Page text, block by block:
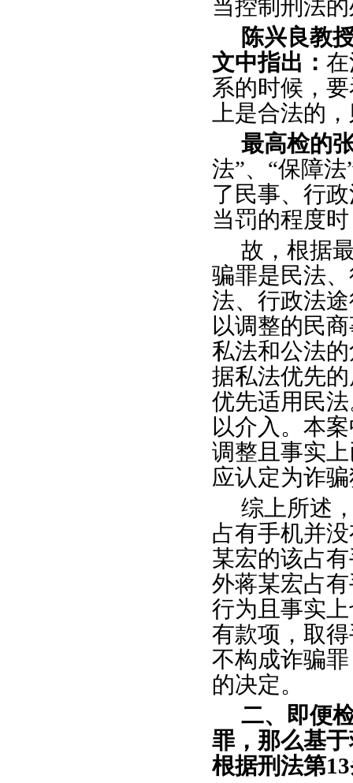
当控制刑法
陈兴良教
文中指出：
系的时候，
上是合法的
最高检的
法”、“保障
了民事、行
当罚的程度
故，根据
骗罪是民法
法、行政法
以调整的民
私法和公法
据私法优先
优先适用民
以介入。本
调整且事实
应认定为诈
综上所述
占有手机并
某宏的该占
外蒋某宏占
行为且事实
有款项，取
不构成诈骗
的决定。
二、即便
罪，那么基
根据刑法第